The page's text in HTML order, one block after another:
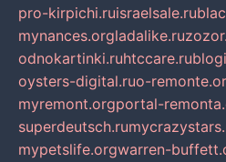
pro-kirpichi.ruisraelsale.ru
mynances.orgladalike.ru
odnokartinki.ruhtccare.ru
oysters-digital.ruo-
myremont.orgportal-
superdeutsch.ru
mypetslife.orgwarren-